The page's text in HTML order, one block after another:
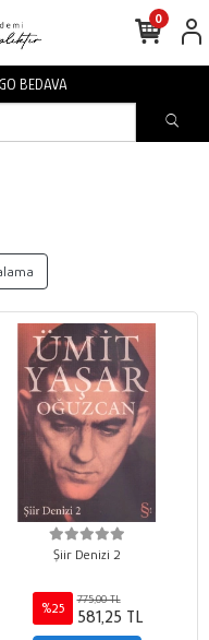
BEDAVA
0
Şiir Denizi 2
%25
775,00 TL
581,25 TL